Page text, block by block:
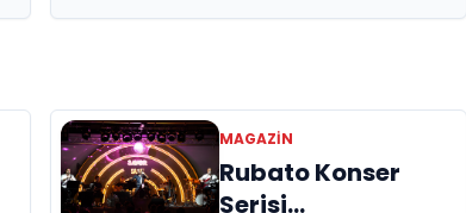
MAGAZIN
Rubato Konser
Serisi